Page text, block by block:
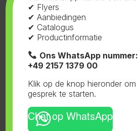
Hortifit Bloom Stimulator 5L
✔ Flyers
✔ Aanbiedingen
✔ Catalogus
✔ Productinformatie
Ons WhatsApp nummer:
+49 2157 1379 00
Klik op de knop hieronder
gesprek te starten.
Chat op WhatsApp